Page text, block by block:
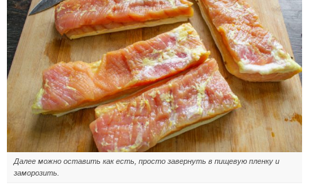
Далее можно оставить как есть, просто завернуть в пищевую пленку и
заморозить.